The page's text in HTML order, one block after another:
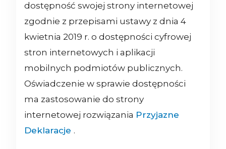
dostępność swojej strony internetowej
zgodnie z przepisami ustawy z dnia 4
kwietnia 2019 r. o dostępności cyfrowej
stron internetowych i aplikacji
mobilnych podmiotów publicznych.
Oświadczenie w sprawie dostępności
ma zastosowanie do strony
internetowej rozwiązania Przyjazne
Deklaracje .